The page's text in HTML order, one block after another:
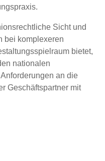
Sicht und
bei komplexeren
bietet,
nationalen
an die
Geschäftspartner mit